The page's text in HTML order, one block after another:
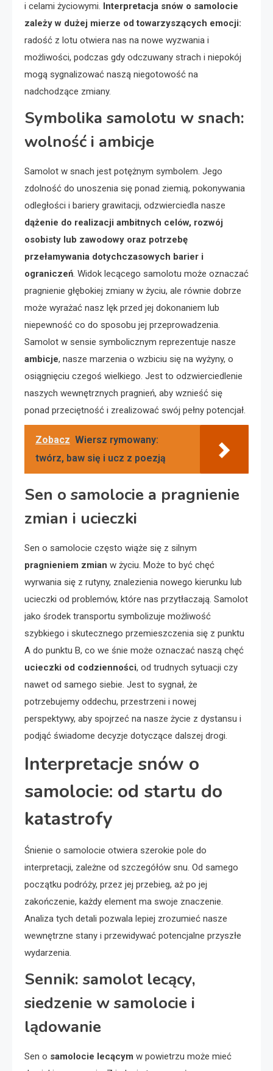
i celami życiowymi. Interpretacja snów o samolocie
zależy w dużej mierze od towarzyszących emocji:
radość z lotu otwiera nas na nowe wyzwania i
możliwości, podczas gdy odczuwany strach i niepokój
mogą sygnalizować naszą niegotowość na
nadchodzące zmiany.
Symbolika samolotu w snach:
wolność i ambicje
Samolot w snach jest potężnym symbolem. Jego
zdolność do unoszenia się ponad ziemią, pokonywania
odległości i bariery grawitacji, odzwierciedla nasze
dążenie do realizacji ambitnych celów, rozwój
osobisty lub zawodowy oraz potrzebę
przełamywania dotychczasowych barier i
ograniczeń. Widok lecącego samolotu może oznaczać
pragnienie głębokiej zmiany w życiu, ale równie dobrze
może wyrażać nasz lęk przed jej dokonaniem lub
niepewność co do sposobu jej przeprowadzenia.
Samolot w sensie symbolicznym reprezentuje nasze
ambicje, nasze marzenia o wzbiciu się na wyżyny, o
osiągnięciu czegoś wielkiego. Jest to odzwierciedlenie
naszych wewnętrznych pragnień, aby wznieść się
ponad przeciętność i zrealizować swój pełny potencjał.
Zobacz Wiersz rymowany:
twórz, baw się i ucz z poezją
Sen o samolocie a pragnienie
zmian i ucieczki
Sen o samolocie często wiąże się z silnym
pragnieniem zmian w życiu. Może to być chęć
wyrwania się z rutyny, znalezienia nowego kierunku lub
ucieczki od problemów, które nas przytłaczają. Samolot
jako środek transportu symbolizuje możliwość
szybkiego i skutecznego przemieszczenia się z punktu
A do punktu B, co we śnie może oznaczać naszą chęć
ucieczki od codzienności, od trudnych sytuacji czy
nawet od samego siebie. Jest to sygnał, że
potrzebujemy oddechu, przestrzeni i nowej
perspektywy, aby spojrzeć na nasze życie z dystansu i
podjąć świadome decyzje dotyczące dalszej drogi.
Interpretacje snów o
samolocie: od startu do
katastrofy
Śnienie o samolocie otwiera szerokie pole do
interpretacji, zależne od szczegółów snu. Od samego
początku podróży, przez jej przebieg, aż po jej
zakończenie, każdy element ma swoje znaczenie.
Analiza tych detali pozwala lepiej zrozumieć nasze
wewnętrzne stany i przewidywać potencjalne przyszłe
wydarzenia.
Sennik: samolot lecący,
siedzenie w samolocie i
lądowanie
Sen o samolocie lecącym w powietrzu może mieć